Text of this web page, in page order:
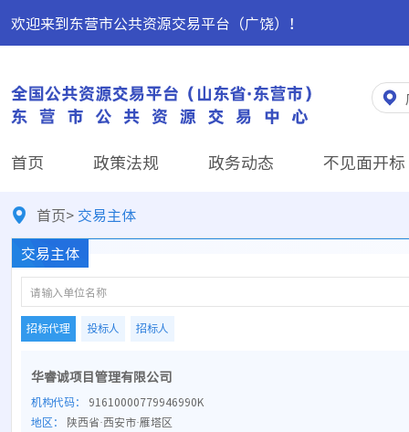
欢迎来到东营市公共资源交易平台（广饶）！
首页 政策法规 政务动态 不见面开标
首页> 交易主体
交易主体
请输入单位名称
招标代理 投标人 招标人
华睿诚项目管理有限公司
机构代码：
91610000779946990K
地区：
陕西省·西安市·雁塔区